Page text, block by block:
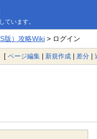
ています。
版）攻略Wiki> ログイン
[ ページ編集 | 新規作成 | 差分 |